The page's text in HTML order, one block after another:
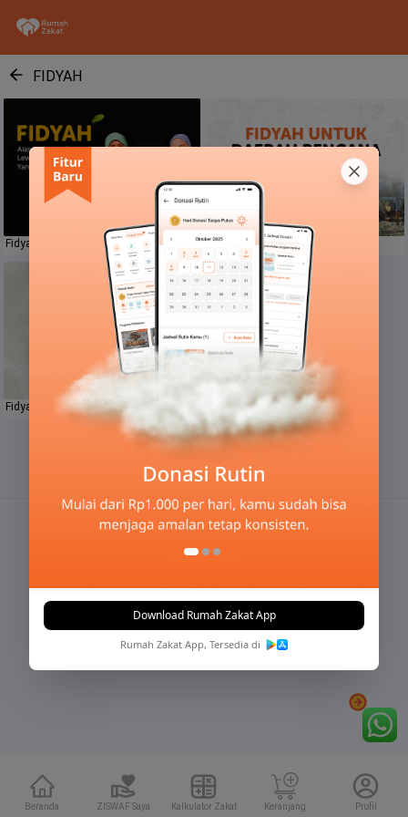
Download Rumah Zakat App
Rumah Zakat App, Tersedia di
FIDYAH
Fidyah Fidyah Untuk Daerah Bencana
Fidyah untuk Palestina
Beranda ZISWAF Saya Kalkulator Zakat Keranjang Profil